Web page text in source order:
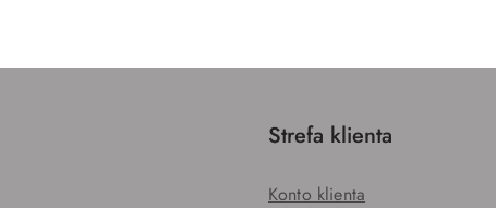
Strefa klienta
Konto klienta